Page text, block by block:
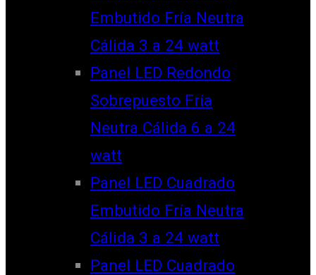
Embutido Fría Neutra
Cálida 3 a 24 watt
Panel LED Redondo
Sobrepuesto Fría
Neutra Cálida 6 a 24
watt
Panel LED Cuadrado
Embutido Fría Neutra
Cálida 3 a 24 watt
Panel LED Cuadrado